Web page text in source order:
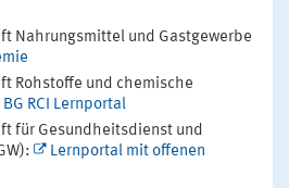
Nahrungsmittel und Gastgewerbe
Rohstoffe und chemische
BG RCI Lernportal
für Gesundheitsdienst und
Lernportal mit offenen